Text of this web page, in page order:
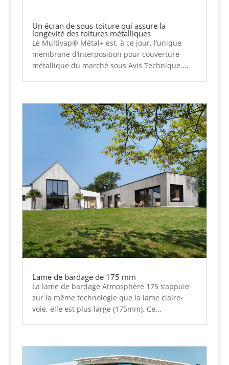
Un écran de sous-toiture qui assure la
longévité des toitures métalliques
Le Multivap® Métal+ est, à ce jour, l’unique
membrane d’interposition pour couverture
métallique du marché sous Avis Technique....
Lame de bardage de 175 mm
La lame de bardage Atmosphère 175 s’appuie
sur la même technologie que la lame claire-
voie, elle est plus large (175mm). Ce...